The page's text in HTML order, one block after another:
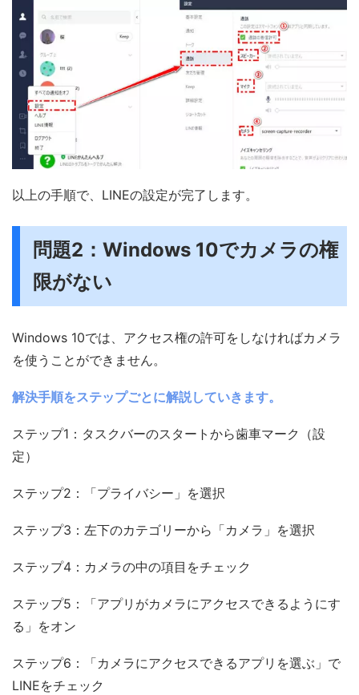
以上の手順で、LINEの設定が完了します。
問題2：Windows 10でカメラの権
限がない
Windows 10では、アクセス権の許可をしなければカメラ
を使うことができません。
解決手順をステップごとに解説していきます。
ステップ1：タスクバーのスタートから歯車マーク（設
定）
ステップ2：「プライバシー」を選択
ステップ3：左下のカテゴリーから「カメラ」を選択
ステップ4：カメラの中の項目をチェック
ステップ5：「アプリがカメラにアクセスできるようにす
る」をオン
ステップ6：「カメラにアクセスできるアプリを選ぶ」で
LINEをチェック